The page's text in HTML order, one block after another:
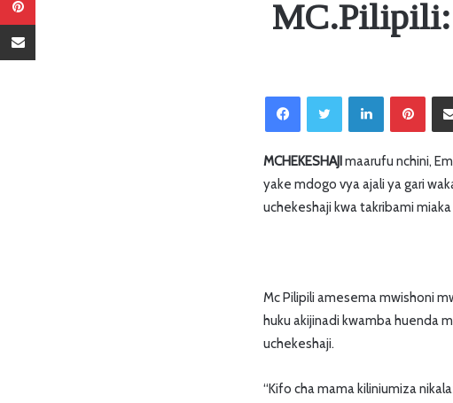
MC.Pilipili:
LinkedIn
MCHEKESHAJImaarufu nchini,
yake mdogo vya ajali ya gari
uchekeshaji kwa takribami
Mc Pilipili amesema mwishoni
huku akijinadi kwamba huenda
uchekeshaji.
“Kifo cha mama kiliniumiza